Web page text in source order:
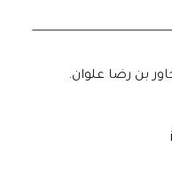
بن رضا علوان.